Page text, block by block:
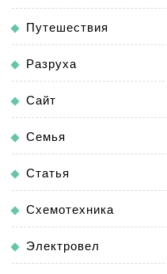
Путешествия
Разруха
Сайт
Семья
Статья
Схемотехника
Электровел